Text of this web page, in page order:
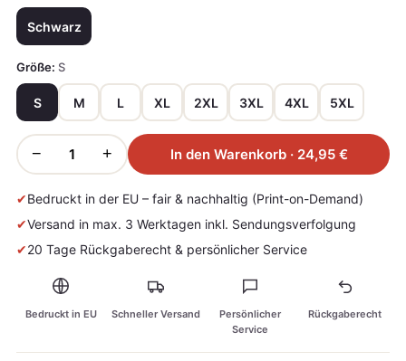
Schwarz
Größe: S
S M L XL 2XL 3XL 4XL 5XL
− + In den Warenkorb · 24,95 €
✔Bedruckt in der EU – fair & nachhaltig (Print-on-Demand)
✔Versand in max. 3 Werktagen inkl. Sendungsverfolgung
✔20 Tage Rückgaberecht & persönlicher Service
Bedruckt in EU Schneller Versand
Persönlicher
Service
Rückgaberecht